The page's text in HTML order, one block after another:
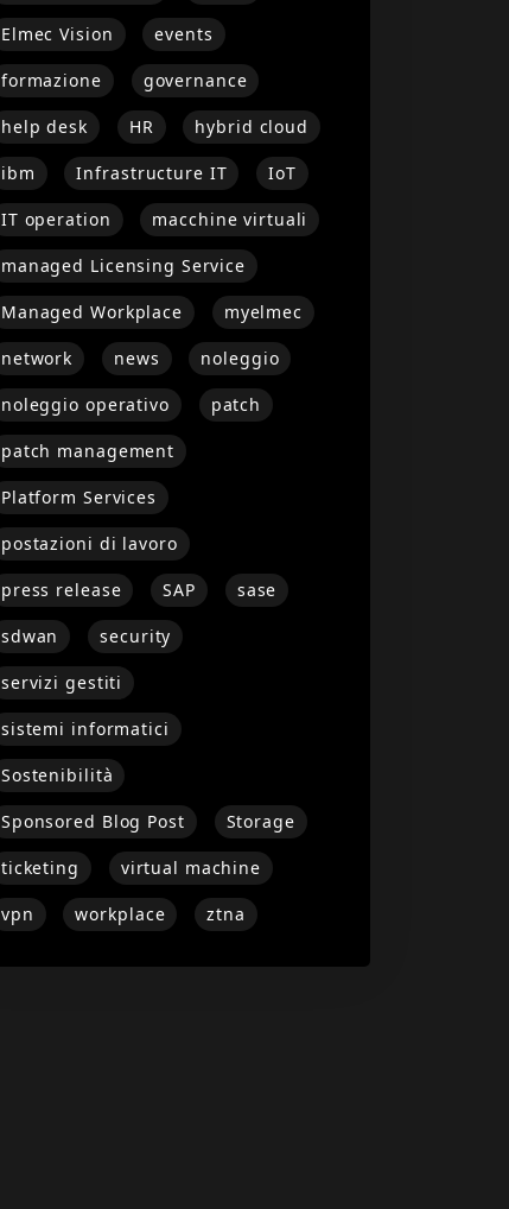
Elmec Vision events
formazione governance
help desk HR hybrid cloud
ibm Infrastructure IT IoT
IT operation macchine virtuali
managed Licensing Service
Managed Workplace myelmec
network news noleggio
noleggio operativo patch
patch management
Platform Services
postazioni di lavoro
press release SAP sase
sdwan security
servizi gestiti
sistemi informatici
Sostenibilità
Sponsored Blog Post Storage
ticketing virtual machine
vpn workplace ztna